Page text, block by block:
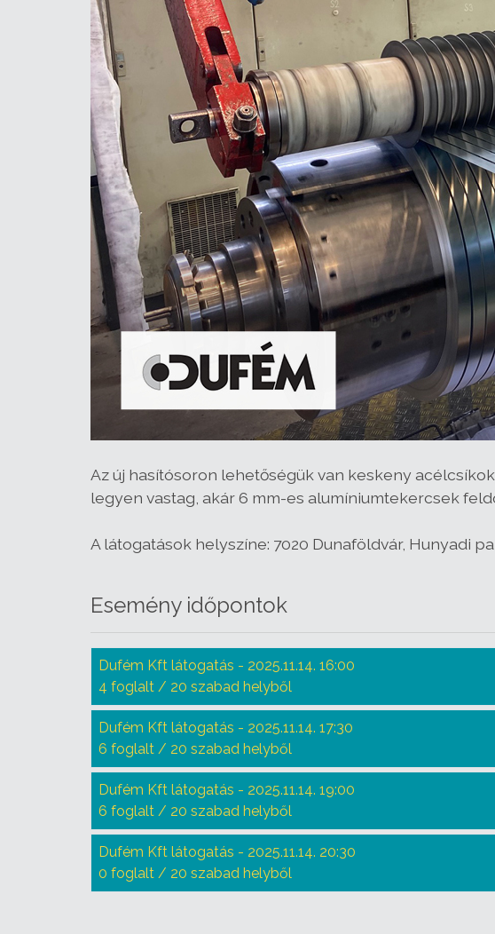
Az új hasítósoron lehetőségük van keskeny
legyen vastag, akár 6 mm-es alumíniumtekercsek
A látogatások helyszíne: 7020 Dunaföldvár, Hunyadi
Esemény időpontok
Dufém Kft látogatás - 2025.11.14. 16:00
4 foglalt / 20 szabad helyből
Dufém Kft látogatás - 2025.11.14. 17:30
6 foglalt / 20 szabad helyből
Dufém Kft látogatás - 2025.11.14. 19:00
6 foglalt / 20 szabad helyből
Dufém Kft látogatás - 2025.11.14. 20:30
0 foglalt / 20 szabad helyből